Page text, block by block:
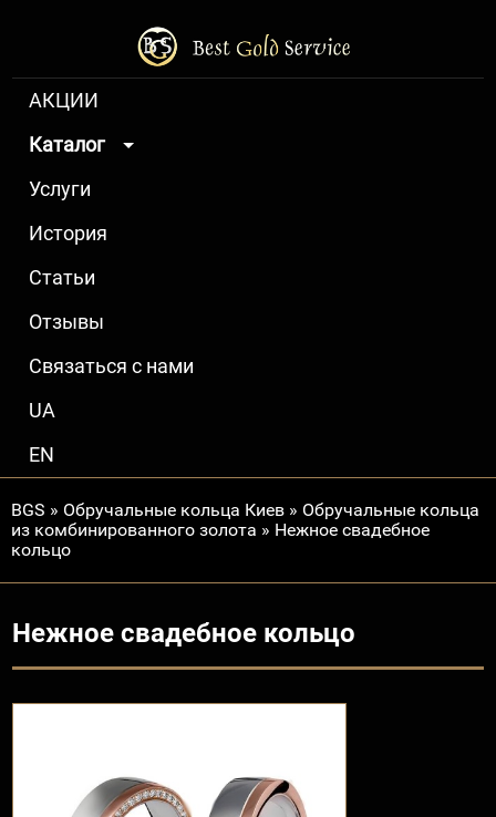
АКЦИИ
Каталог
Услуги
История
Статьи
Отзывы
Связаться с нами
UA
EN
BGS » Обручальные кольца Киев » Обручальные кольца
из комбинированного золота » Нежное свадебное
кольцо
Нежное свадебное кольцо